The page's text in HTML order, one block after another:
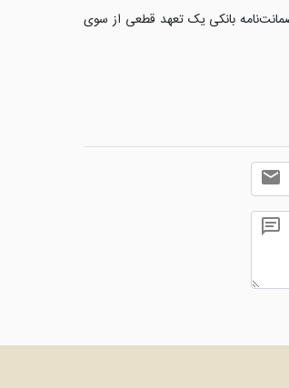
بانکی یک تعهد قطعی از سوی